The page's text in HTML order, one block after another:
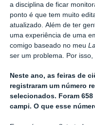
a disciplina de ficar
ponto é que tem muito
atualizado. Além de ter
uma experiência de uma
comigo baseado no meu
ser um problema. Por isso,
Neste ano, as feiras de
registraram um número
selecionados. Foram
campi. O que esse